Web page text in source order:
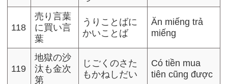
118
売り言葉
に買い言
葉
うりことばに
かいことば
Ăn miếng trả
miếng
119
地獄の沙
汰も金次
第
じごくのさた
もかねしだい
Có tiền mua
tiên cũng được